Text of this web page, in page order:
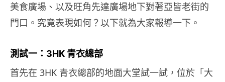
美食廣場、以及旺角先達廣場地下對著亞皆老街的
門口。究竟表現如何？以下就為大家報導一下。
測試一：3HK 青衣總部
首先在 3HK 青衣總部的地面大堂試一試，位於「大